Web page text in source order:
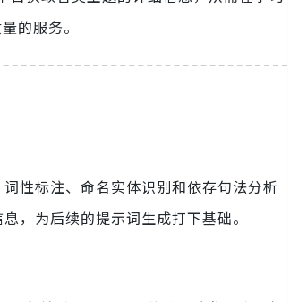
的服务。
性标注、命名实体识别和依存句法分析
，为后续的提示词生成打下基础。